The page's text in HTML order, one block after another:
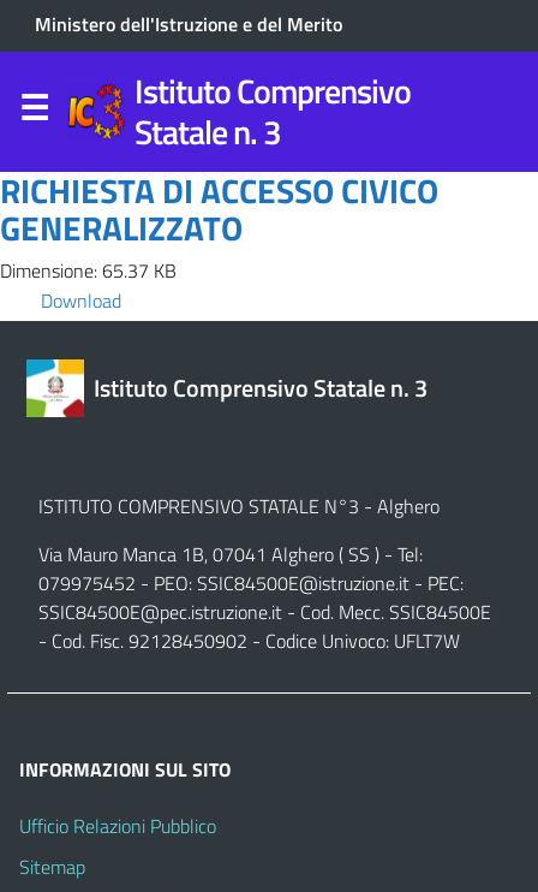
Ministero dell'Istruzione e del Merito
Istituto Comprensivo
Statale n. 3
RICHIESTA DI ACCESSO CIVICO
GENERALIZZATO
Dimensione: 65.37 KB
Download
Istituto Comprensivo Statale n. 3
ISTITUTO COMPRENSIVO STATALE N°3 - Alghero
Via Mauro Manca 1B, 07041 Alghero ( SS ) - Tel:
079975452 - PEO:SSIC84500E@istruzione.it - PEC:
SSIC84500E@pec.istruzione.it - Cod. Mecc. SSIC84500E
- Cod. Fisc. 92128450902 - Codice Univoco: UFLT7W
INFORMAZIONI SUL SITO
Ufficio Relazioni Pubblico
Sitemap